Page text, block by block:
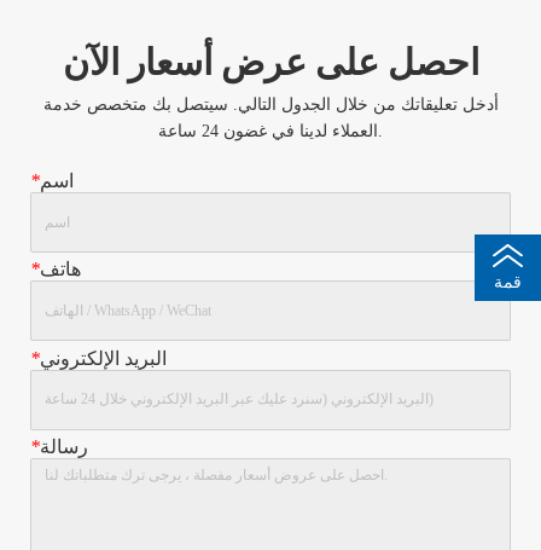
احصل على عرض أسعار الآن
أدخل تعليقاتك من خلال الجدول التالي. سيتصل بك متخصص خدمة
العملاء لدينا في غضون 24 ساعة.
*اسم
*هاتف
*البريد الإلكتروني
*رسالة
قمة